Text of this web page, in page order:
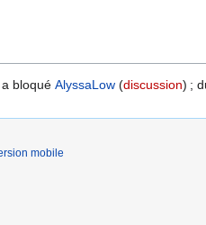
a bloquéAlyssaLow discussion ;
mobile